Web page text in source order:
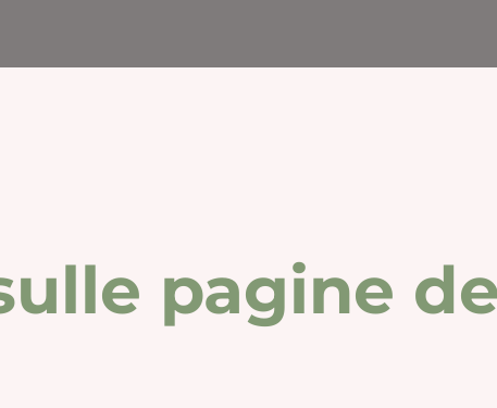
pagine